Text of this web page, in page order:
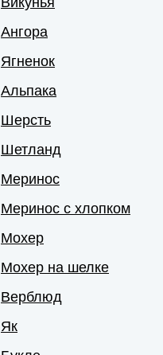
Ангора
Ягненок
Альпака
Шерсть
Шетланд
Меринос
Меринос с хлопком
Мохер
Мохер на шелке
Верблюд
Як